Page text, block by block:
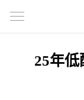
25年